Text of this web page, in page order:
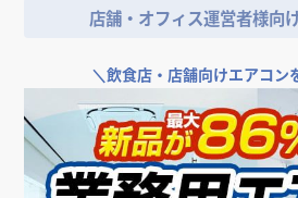
店舗・オフィス運営者様向
＼飲食店・店舗向けエアコン